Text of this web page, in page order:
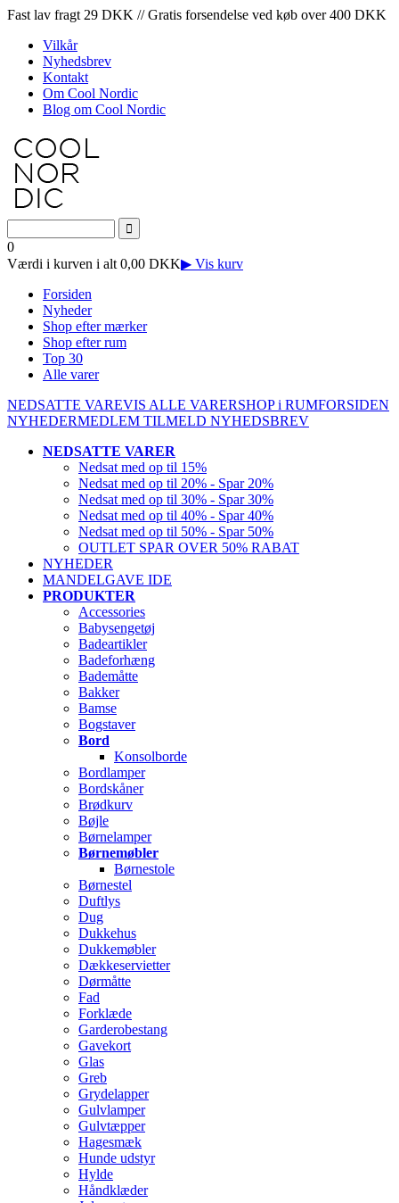
Fast lav fragt 29 DKK // Gratis forsendelse ved køb over 400 DKK
Vilkår
Nyhedsbrev
Kontakt
Om Cool Nordic
Blog om Cool Nordic
0
Værdi i kurven i alt 0,00 DKK▶ Vis kurv
Forsiden
Nyheder
Shop efter mærker
Shop efter rum
Top 30
Alle varer
NEDSATTE VAREVIS ALLE VARERSHOP i RUMFORSIDEN
NYHEDERMEDLEM TILMELD NYHEDSBREV
NEDSATTE VARER
Nedsat med op til 15%
Nedsat med op til 20% - Spar 20%
Nedsat med op til 30% - Spar 30%
Nedsat med op til 40% - Spar 40%
Nedsat med op til 50% - Spar 50%
OUTLET SPAR OVER 50% RABAT
NYHEDER
MANDELGAVE IDE
PRODUKTER
Accessories
Babysengetøj
Badeartikler
Badeforhæng
Bademåtte
Bakker
Bamse
Bogstaver
Bord
Konsolborde
Bordlamper
Bordskåner
Brødkurv
Bøjle
Børnelamper
Børnemøbler
Børnestole
Børnestel
Duftlys
Dug
Dukkehus
Dukkemøbler
Dækkeservietter
Dørmåtte
Fad
Forklæde
Garderobestang
Gavekort
Glas
Greb
Grydelapper
Gulvlamper
Gulvtæpper
Hagesmæk
Hunde udstyr
Hylde
Håndklæder